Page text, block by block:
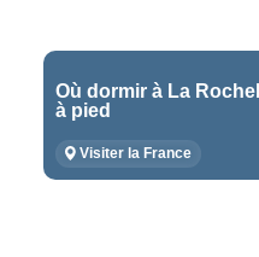
Où dormir à La
à pied
Visiter la France